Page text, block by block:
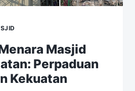
Masjid
Perpaduan
Kekuatan